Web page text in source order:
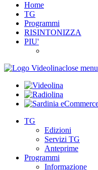
Home
TG
Programmi
RISINTONIZZA
PIU'
close menu
TG
Edizioni
Servizi TG
Anteprime
Programmi
Informazione